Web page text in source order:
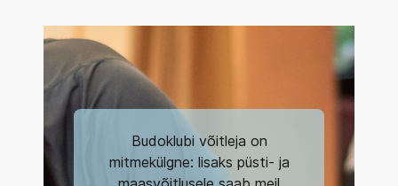
Budoklubi võitleja on
mitmekülgne: lisaks püsti- ja